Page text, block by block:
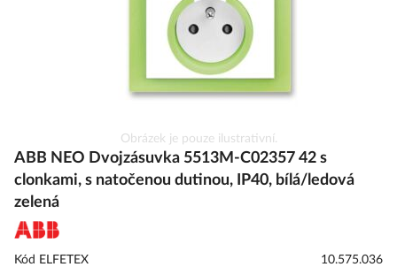
na
začátek
s
obrázky
Obrázek je pouze ilustrativní.
ABB NEO Dvojzásuvka 5513M-C02357 42 s
clonkami, s natočenou dutinou, IP40, bílá/ledová
zelená
Kód ELFETEX
10.575.036